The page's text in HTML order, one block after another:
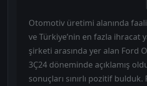
Otomotiv üretimi alanında
ve Türkiye’nin en fazla ihracat
şirketi arasında yer alan Ford
3Ç24 döneminde açıklamış
sonuçları sınırlı pozitif bulduk.